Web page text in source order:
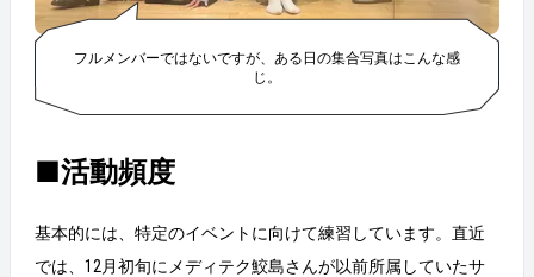
フルメンバーではないですが、ある日の集合写真はこんな感
じ。
■活動頻度
基本的には、特定のイベントに向けて練習しています。直近
では、12月初旬にメディテク鮫島さんが以前所属していたサ